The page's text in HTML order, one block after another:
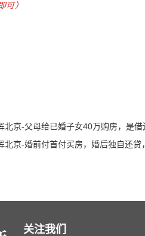
可）
北京-父母给已婚子女40万购房，是借
北京-婚前付首付买房，婚后独自还贷
关注我们